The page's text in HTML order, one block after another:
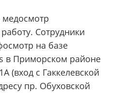
Сотрудники
на базе
в Приморском районе
(вход с Гаккелевской
пр. Обуховской